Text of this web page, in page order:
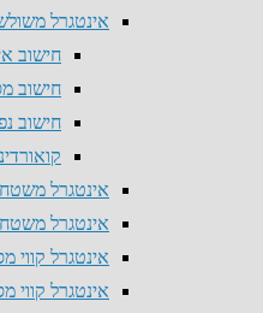
אינטגרל
חישוב
חישוב
חישוב
אינטגרל
אינטגרל
אינטגרל קווי
אינטגרל קווי